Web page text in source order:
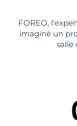
FOREO,
imaginé un
salle